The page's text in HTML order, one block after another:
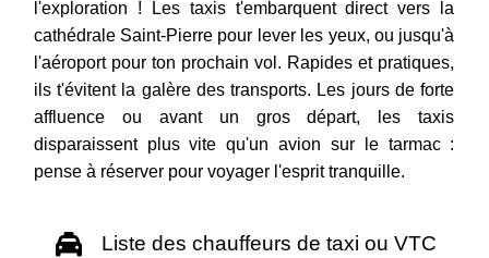
l'exploration ! Les taxis t'embarquent direct vers la
cathédrale Saint-Pierre pour lever les yeux, ou jusqu'à
l'aéroport pour ton prochain vol. Rapides et pratiques,
ils t'évitent la galère des transports. Les jours de forte
affluence ou avant un gros départ, les taxis
disparaissent plus vite qu'un avion sur le tarmac :
pense à réserver pour voyager l'esprit tranquille.
Liste des chauffeurs de taxi ou VTC